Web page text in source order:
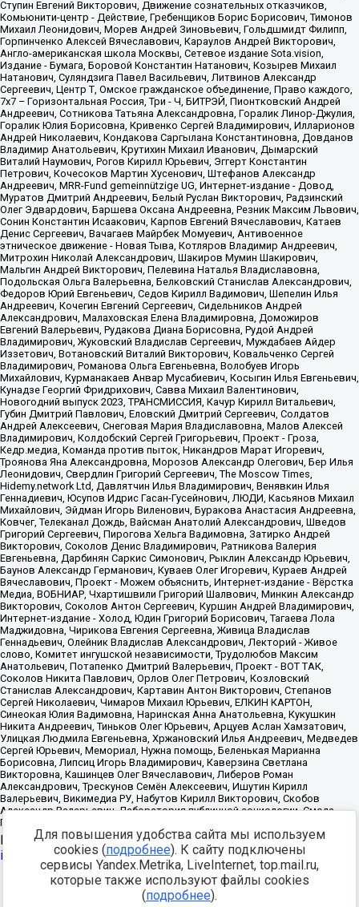
Источник:https://minjust.gov.ru/uploaded/files/reestr-
inostrannyih-agentov-22-03-2024.pdfданные на22.03.2024
Разработка -
Для повышения удобства сайта мы используем
cookies (подробнее). К сайту подключены
сервисы Yandex.Metrika, LiveInternet, top.mail.ru,
которые также используют файлы cookies
(подробнее).